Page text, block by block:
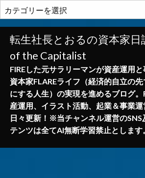
ン
テ
テ
転生社長とおるの資本家日
of the Capitalist
FIREした元サラリーマンが資産運用
資本家FLAREライフ（経済的自立の
にする人生）の実現を進めるブログ。
産運用、イラスト活動、起業＆事業
日々更新！※当チャンネル運営のSNS
テンツは全てAI無断学習禁止とします